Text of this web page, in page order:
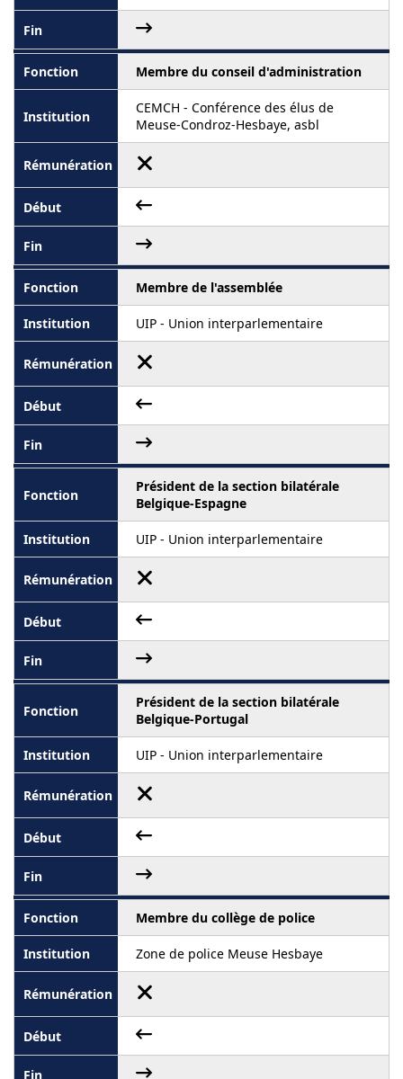
Membre du conseil d'administration
CEMCH - Conférence des élus de
Meuse-Condroz-Hesbaye, asbl
Membre de l'assemblée
UIP - Union interparlementaire
Président de la section bilatérale
Belgique-Espagne
UIP - Union interparlementaire
Président de la section bilatérale
Belgique-Portugal
UIP - Union interparlementaire
Membre du collège de police
Zone de police Meuse Hesbaye